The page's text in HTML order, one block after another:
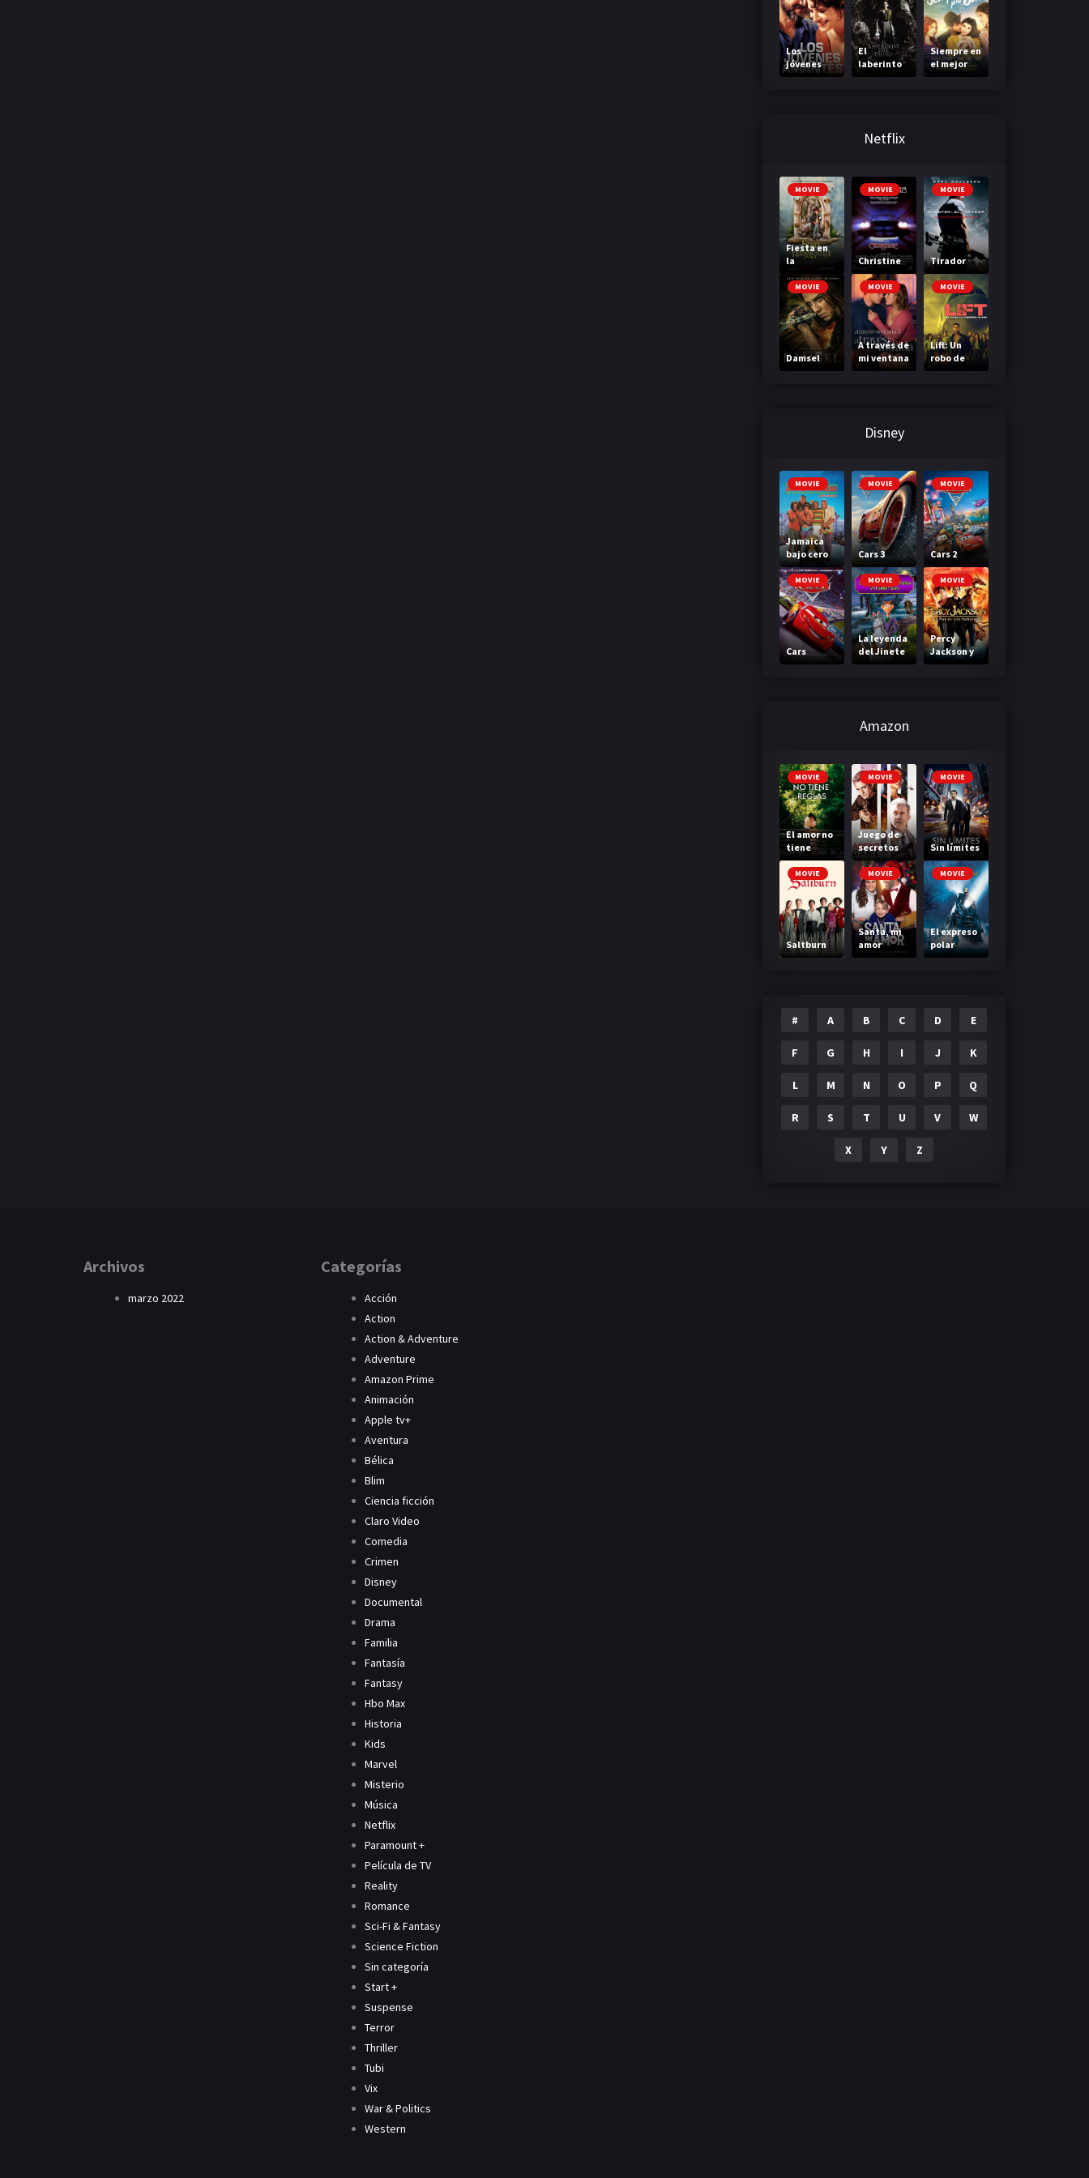
Los
jóvenes
amantes
El
laberinto
del fauno
Siempre en
el mejor
momento
Netflix
MOVIE
Fiesta en
la
Madriguer
a
MOVIE
Christine
MOVIE
Tirador
MOVIE
Damsel
MOVIE
A través de
mi ventana
3: A través
MOVIE
Lift: Un
robo de
primera
Disney
MOVIE
Jamaica
bajo cero
MOVIE
Cars 3
MOVIE
Cars 2
MOVIE
Cars
MOVIE
La leyenda
del Jinete
sin cabeza
MOVIE
Percy
Jackson y
el mar de
Amazon
MOVIE
El amor no
tiene
reglas
MOVIE
Juego de
secretos
MOVIE
Sin límites
MOVIE
Saltburn
MOVIE
Santa, mi
amor
MOVIE
El expreso
polar
# A B C D E
F G H I J K
L M N O P Q
R S T U V W
X Y Z
Archivos
marzo 2022
Categorías
Acción
Action
Action & Adventure
Adventure
Amazon Prime
Animación
Apple tv+
Aventura
Bélica
Blim
Ciencia ficción
Claro Video
Comedia
Crimen
Disney
Documental
Drama
Familia
Fantasía
Fantasy
Hbo Max
Historia
Kids
Marvel
Misterio
Música
Netflix
Paramount +
Película de TV
Reality
Romance
Sci-Fi & Fantasy
Science Fiction
Sin categoría
Start +
Suspense
Terror
Thriller
Tubi
Vix
War & Politics
Western